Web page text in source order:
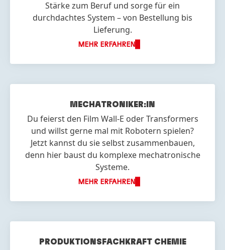
Stärke zum Beruf und sorge für ein
durchdachtes System – von Bestellung bis
Lieferung.
MEHR ERFAHREN
MECHATRONIKER:IN
Du feierst den Film Wall-E oder Transformers
und willst gerne mal mit Robotern spielen?
Jetzt kannst du sie selbst zusammenbauen,
denn hier baust du komplexe mechatronische
Systeme.
MEHR ERFAHREN
PRODUKTIONS FACHKRAFT CHEMIE